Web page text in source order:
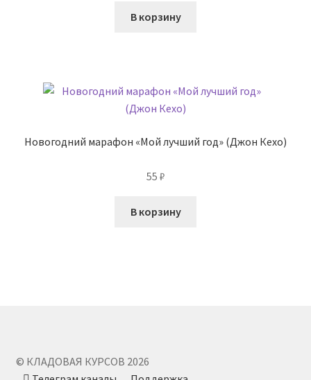
В корзину
Новогодний марафон «Мой лучший год» (Джон Кехо)
55 ₽
В корзину
© КЛАДОВАЯ КУРСОВ 2026